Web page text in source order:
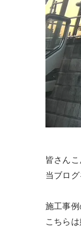
皆さん
当ブロ
施工事
こちら